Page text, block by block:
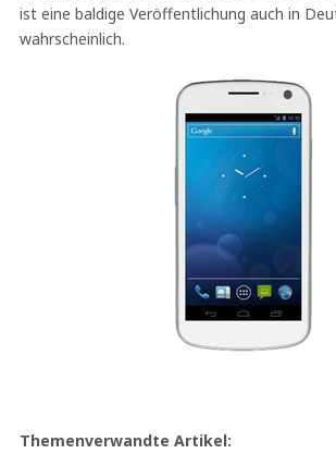
ist eine baldige Veröffentlichung auch in
wahrscheinlich.
Themenverwandte Artikel: